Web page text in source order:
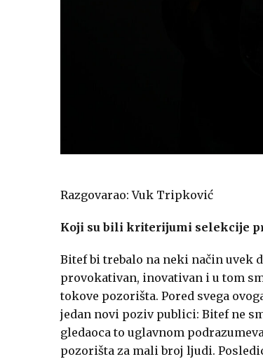
Razgovarao: Vuk Tripković
Koji su bili kriterijumi selekcije
Bitef bi trebalo na neki način uvek
provokativan, inovativan i u tom
tokove pozorišta. Pored svega
jedan novi poziv publici: Bitef ne
gledaoca to uglavnom
pozorišta za mali broj ljudi.